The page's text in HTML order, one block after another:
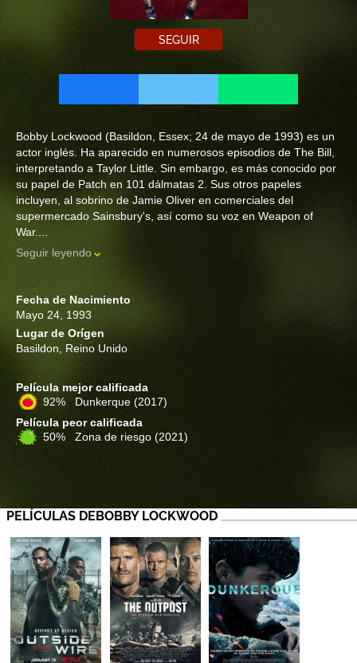
SEGUIR
Bobby Lockwood (Basildon, Essex; 24 de mayo de 1993) es un
actor inglés. Ha aparecido en numerosos episodios de The Bill,
interpretando a Taylor Little. Sin embargo, es más conocido por
su papel de Patch en 101 dálmatas 2.​ Sus otros papeles
incluyen, al sobrino de Jamie Oliver en comerciales del
supermercado Sainsbury's, así como su voz en Weapon of
War....
Seguir leyendo
Fecha de Nacimiento
Mayo 24, 1993
Lugar de Orígen
Basildon, Reino Unido
Película mejor calificada
92% Dunkerque (2017)
Película peor calificada
50% Zona de riesgo (2021)
PELÍCULAS DEBOBBY LOCKWOOD